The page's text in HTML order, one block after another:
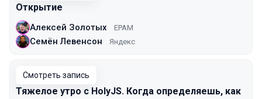
Открытие
Алексей Золотых EPAM
Семён Левенсон Яндекс
Смотреть запись
Тяжелое утро с HolyJS. Когда определяешь, как